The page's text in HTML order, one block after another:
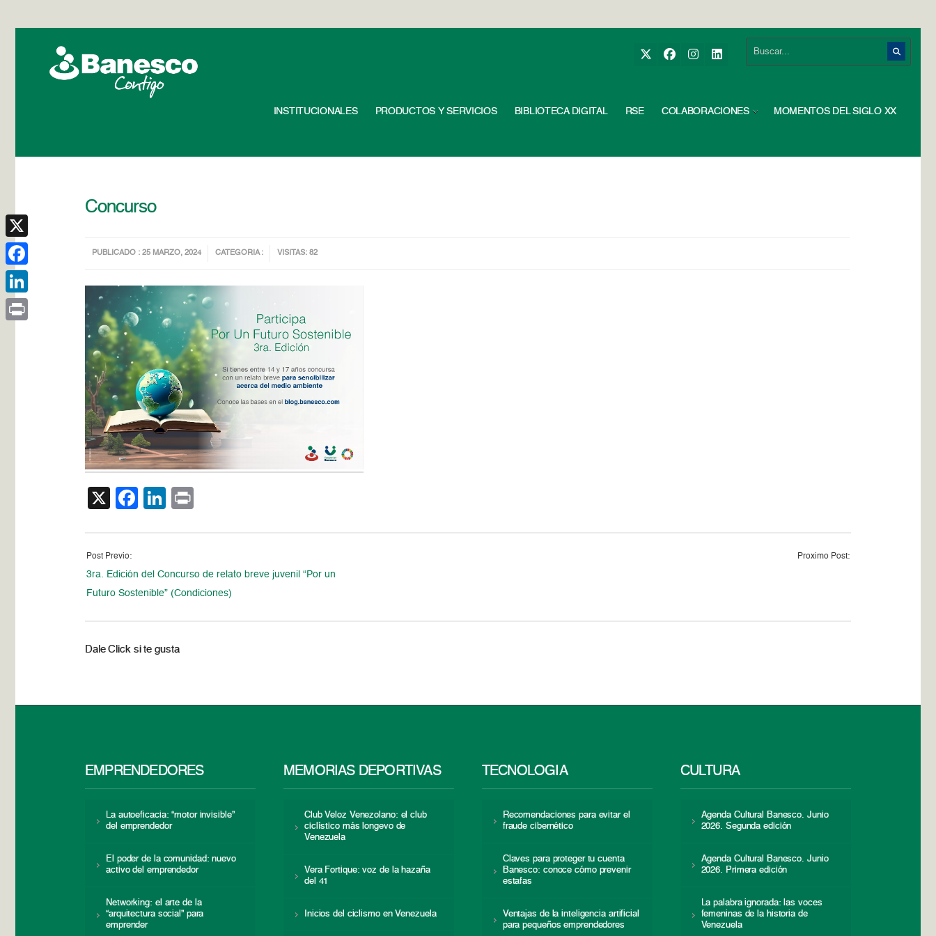
INSTITUCIONALES PRODUCTOS Y SERVICIOS BIBLIOTECA DIGITAL RSE COLABORACIONES MOMENTOS DEL SIGLO XX
Concurso
PUBLICADO : 25 MARZO, 2024 CATEGORIA : VISITAS: 82
X Facebook
LinkedIn
Post Previo:
3ra. Edición del Concurso de relato breve juvenil “Por un
Futuro Sostenible” (Condiciones)
Proximo Post:
Dale Click si te gusta
EMPRENDEDORES
La autoeficacia: “motor invisible”
del emprendedor
El poder de la comunidad: nuevo
activo del emprendedor
Networking: el arte de la
“arquitectura social” para
emprender
MEMORIAS DEPORTIVAS
Club Veloz Venezolano: el club
ciclístico más longevo de
Venezuela
Vera Fortique: voz de la hazaña
del 41
Inicios del ciclismo en Venezuela
TECNOLOGÍA
Recomendaciones para evitar el
fraude cibernético
Claves para proteger tu cuenta
Banesco: conoce cómo prevenir
estafas
Ventajas de la inteligencia artificial
para pequeños emprendedores
CULTURA
Agenda Cultural Banesco. Junio
2026. Segunda edición
Agenda Cultural Banesco. Junio
2026. Primera edición
La palabra ignorada: las voces
femeninas de la historia de
Venezuela
X
Facebook
LinkedIn